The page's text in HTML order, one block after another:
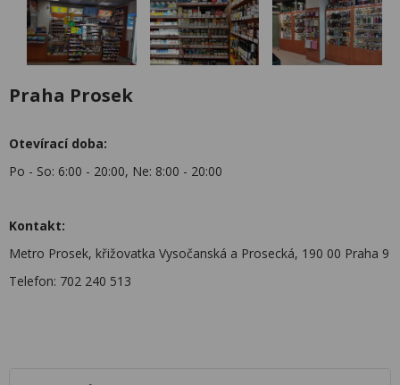
Praha Prosek
Otevírací doba:
Po - So: 6:00 - 20:00, Ne: 8:00 - 20:00
Kontakt:
Metro Prosek, křižovatka Vysočanská a Prosecká, 190 00 Praha 9
Telefon: 702 240 513